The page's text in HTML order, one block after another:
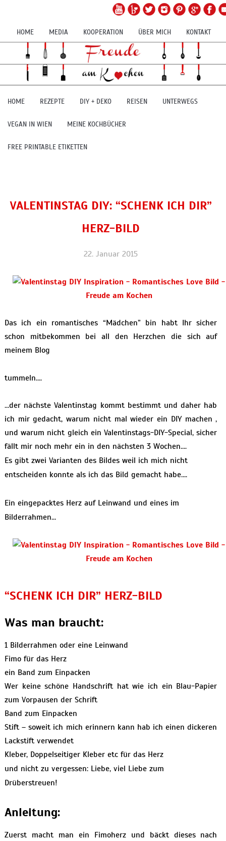
HOME MEDIA KOOPERATION ÜBER MICH KONTAKT
HOME REZEPTE DIY + DEKO REISEN UNTERWEGS
VEGAN IN WIEN MEINE KOCHBÜCHER
FREE PRINTABLE ETIKETTEN
VALENTINSTAG DIY: “SCHENK ICH DIR”
HERZ-BILD
22. Januar 2015
Das ich ein romantisches “Mädchen” bin habt Ihr sicher
schon mitbekommen bei all den Herzchen die sich auf
meinem Blog
tummeln….
…der nächste Valentinstag kommt bestimmt und daher hab
ich mir gedacht, warum nicht mal wieder ein DIY machen ,
und warum nicht gleich ein Valentinstags-DIY-Special, sicher
fällt mir noch mehr ein in den nächsten 3 Wochen….
Es gibt zwei Varianten des Bildes weil ich mich nicht
entscheiden konnte als ich das Bild gemacht habe….
Ein eingepacktes Herz auf Leinwand und eines im
Bilderrahmen…
“SCHENK ICH DIR” HERZ-BILD
Was man braucht:
1 Bilderrahmen oder eine Leinwand
Fimo für das Herz
ein Band zum Einpacken
Wer keine schöne Handschrift hat wie ich ein Blau-Papier
zum Vorpausen der Schrift
Band zum Einpacken
Stift – soweit ich mich erinnern kann hab ich einen dickeren
Lackstift verwendet
Kleber, Doppelseitiger Kleber etc für das Herz
und nicht zu vergessen: Liebe, viel Liebe zum
Drüberstreuen!
Anleitung:
Zuerst macht man ein Fimoherz und bäckt dieses nach